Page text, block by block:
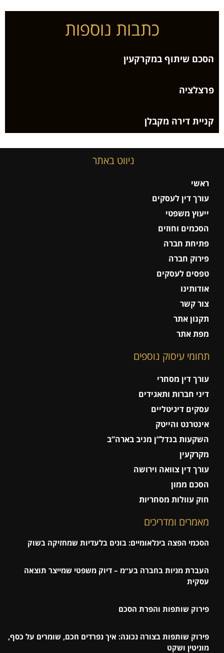
כתבות נוספות
הסכם שיתוף במקרקעין
פרצלציה
קניית דירה מקבלן
ניווט באתר
ראשי
עורך דין לעסקים
ייעוץ משפטי
הסכמים וחוזים
פתיחת חברה
פירוק חברה
טפסים לעסקים
אודותינו
צור קשר
תקנון אתר
מפת אתר
תחומי עיסוק נוספים
עורך דין מסחרי
דיני חברות ותאגידים
עסקים דיגיטליים
אינטרנט והייטק
השקעות בנדל”ן מניב בארה”ב
מקרקעין
עורך דין צוואה וירושה
הסכם ממון
חוק עוולות מסחריות
מאמרים ומדריכים
הסכמי הפצה בינלאומיים: בונים בלעדיות שמחזיקה בשוק
העברת מניות בחברה בע״מ – דיוק משפטי שמייצר תוצאה
עסקית
פירוק שותפות והפרת הסכם
פירוק שותפות בצורה נכונה: איך נפרדים חכם, שומרים על כסף,
מוניטין ושקט